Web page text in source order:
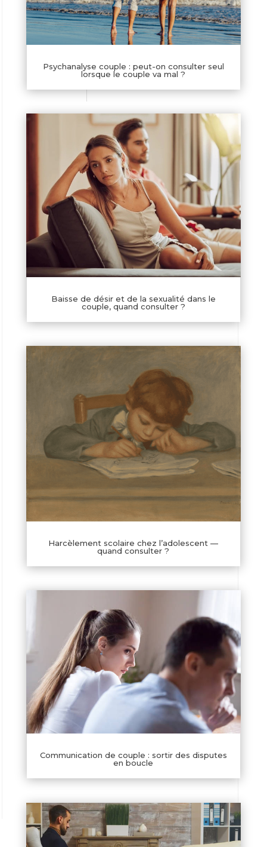
Psychanalyse couple : peut-on consulter seul
lorsque le couple va mal ?
Baisse de désir et de la sexualité dans le
couple, quand consulter ?
Harcèlement scolaire chez l’adolescent —
quand consulter ?
Communication de couple : sortir des disputes
en boucle